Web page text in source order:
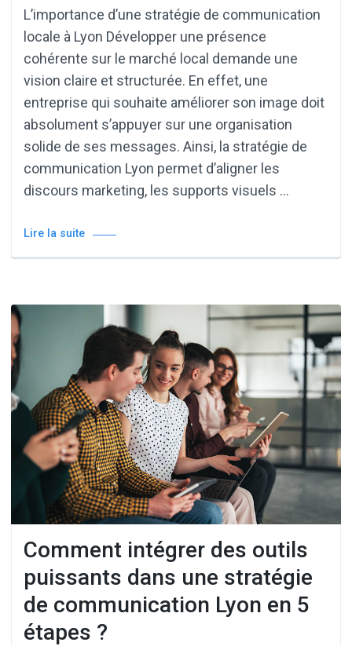
L’importance d’une stratégie de communication
locale à Lyon Développer une présence
cohérente sur le marché local demande une
vision claire et structurée. En effet, une
entreprise qui souhaite améliorer son image doit
absolument s’appuyer sur une organisation
solide de ses messages. Ainsi, la stratégie de
communication Lyon permet d’aligner les
discours marketing, les supports visuels …
Lire la suite
Comment intégrer des outils
puissants dans une stratégie
de communication Lyon en 5
étapes ?